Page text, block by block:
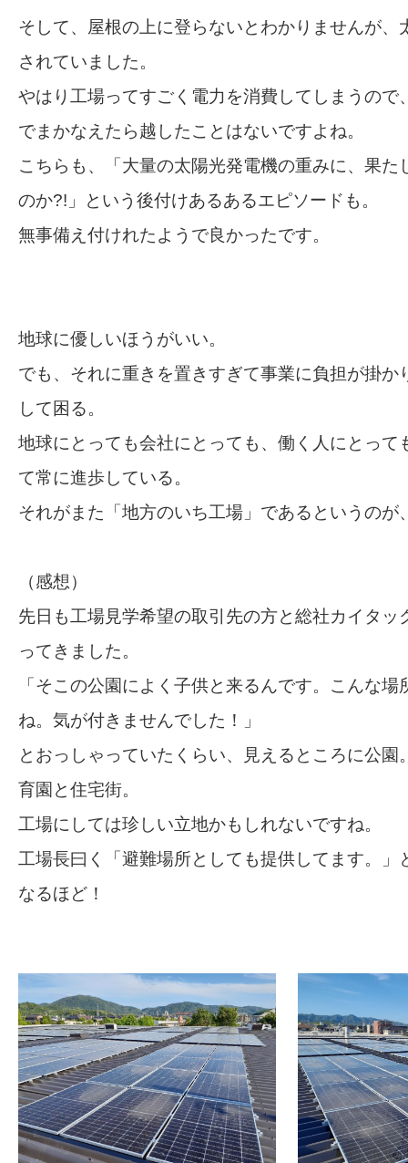
そして、屋根の上に登らないとわかりませんが、
されていました。
やはり工場ってすごく電力を消費してしまうので
でまかなえたら越したことはないですよね。
こちらも、「大量の太陽光発電機の重みに、果た
のか?!」という後付けあるあるエピソードも。
無事備え付けれたようで良かったです。
地球に優しいほうがいい。
でも、それに重きを置きすぎて事業に負担が掛か
して困る。
地球にとっても会社にとっても、働く人にとって
て常に進歩している。
それがまた「地方のいち工場」であるというのが
（感想）
先日も工場見学希望の取引先の方と総社カイタッ
ってきました。
「そこの公園によく子供と来るんです。こんな場
ね。気が付きませんでした！」
とおっしゃっていたくらい、見えるところに公園
育園と住宅街。
工場にしては珍しい立地かもしれないですね。
工場長曰く「避難場所としても提供してます。」
なるほど！